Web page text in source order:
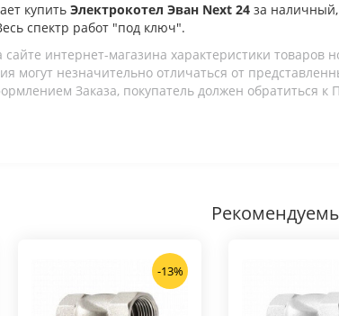
купить Электрокотел Эван Next 24 за
спектр работ "под ключ".
интернет-магазина характеристики
могут незначительно отличаться от
Заказа, покупатель должен обратиться
-13%